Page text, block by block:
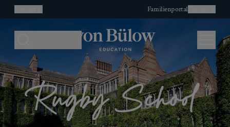
FamilienportalEnglish
Rugby School